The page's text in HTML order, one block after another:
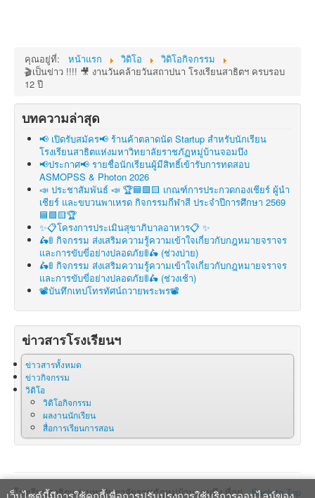
คุณอยู่ที่: หน้าแรก วิดิโอ
วิดิโอกิจกรรม
🎬เป็นข่าว !!!! 🎥 งานวันคล้ายวันสถาปนา โรงเรียนสาธิตฯ ครบรอบ
12 ปี
บทความล่าสุด
📢 เปิดรับสมัคร📢 ร้านค้าตลาดนัด Startup สำหรับนักเรียน
โรงเรียนสาธิตแห่งมหาวิทยาลัยราชภัฏหมู่บ้านจอมบึง
📢ประกาศ📢 รายชื่อนักเรียนผู้มีสิทธิ์เข้ารับการทดสอบ
ASMOPSS & Photon 2026
📣 ประชาสัมพันธ์ 📣 🏆🟦🟩🟨 เกณฑ์การประกวดกองเชียร์ ผู้นำ
เชียร์ และขบวนพาเหรด กิจกรรมกีฬาสี ประจำปีการศึกษา 2569
🟦🟩🟨🏆
✨📋โครงการประเมินสุขาภิบาลอาหาร📋 ✨
🛵🚦 กิจกรรม ส่งเสริมความรู้ความเข้าใจเกี่ยวกับกฎหมายจราจร
และการขับขี่อย่างปลอดภัย🚦🛵 (ช่วงบ่าย)
🛵🚦 กิจกรรม ส่งเสริมความรู้ความเข้าใจเกี่ยวกับกฎหมายจราจร
และการขับขี่อย่างปลอดภัย🚦🛵 (ช่วงเช้า)
📽บันทึกเทปโทรทัศน์ถวายพระพร📽
ข่าวสารโรงเรียนฯ
ข่าวสารทั้งหมด
ข่าวกิจกรรม
วิดิโอ
วิดิโอกิจกรรม
ผลงานนักเรียน
สื่อการเรียนการสอน
Back to Top
โรงเรียนสาธิตแห่งมหาวิทยาลัยราชภัฏหมู่บ้านจอมบึง ที่อยู่